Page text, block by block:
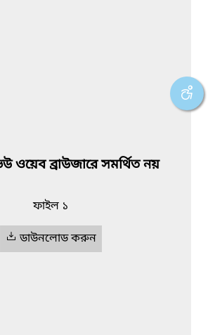
ওয়েব ব্রাউজারে সমর্থিত নয়
ফাইল ১
ডাউনলোড করুন